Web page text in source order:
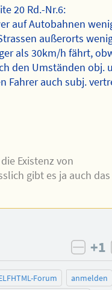
20 Rd.-Nr.6:
auf Autobahnen
außerorts
als 30km/h fährt,
den Umständen obj.
Fahrer auch subj.
Existenz von
gibt es ja auch das
+1
Forum
anmelden